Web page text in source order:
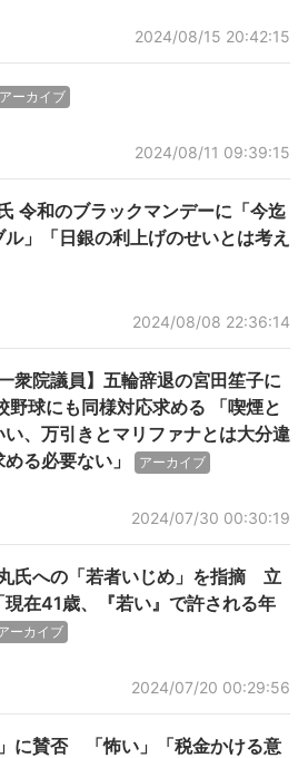
2024/08/15 20:42:15
アーカイブ
2024/08/11 09:39:15
令和のブラックマンデーに「今迄
」「日銀の利上げのせいとは考え
2024/08/08 22:36:14
衆院議員】五輪辞退の宮田笙子に
野球にも同様対応求める 「喫煙と
、万引きとマリファナとは大分違
る必要ない」
アーカイブ
2024/07/30 00:30:19
丸氏への「若者いじめ」を指摘 立
在41歳、『若い』で許される年
ーカイブ
2024/07/20 00:29:56
」に賛否 「怖い」「税金かける意